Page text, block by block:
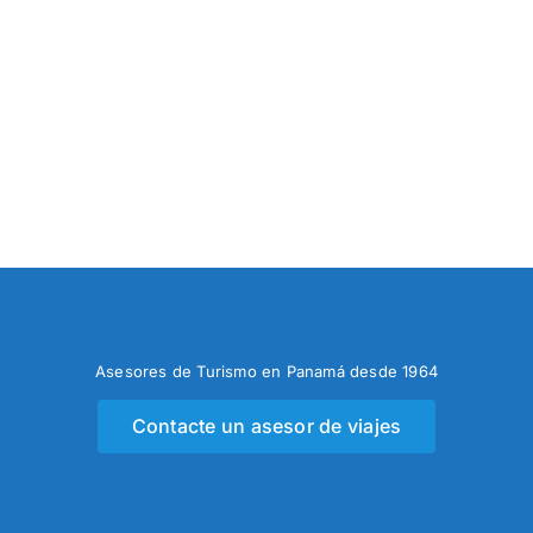
Asesores de Turismo en Panamá desde 1964
Contacte un asesor de viajes